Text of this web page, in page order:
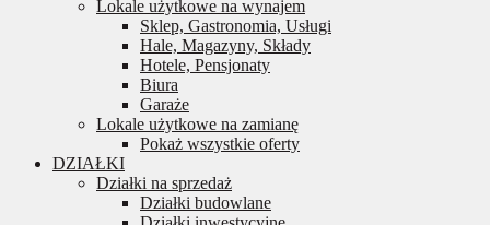
Lokale użytkowe na wynajem
Sklep, Gastronomia, Usługi
Hale, Magazyny, Składy
Hotele, Pensjonaty
Biura
Garaże
Lokale użytkowe na zamianę
Pokaż wszystkie oferty
DZIAŁKI
Działki na sprzedaż
Działki budowlane